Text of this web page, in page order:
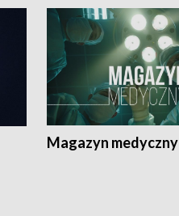
Magazyn medyczny